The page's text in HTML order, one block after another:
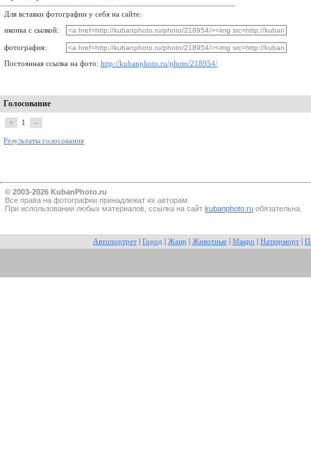
Для вставки фотографии у себя на сайте:
иконка с сылкой:
фотография:
Постоянная ссылка на фото: http://kubanphoto.ru/photo/218954/
Голосование
+ 1 –
Результаты голосования
© 2003-2026 KubanPhoto.ru
Все прaва на фотографии принадлежат их авторам.
При использовании любых материалов, ссылка на сайт kubanphoto.ru обязательна.
Автопортрет Город Жанр Животные Макро Натюрморт